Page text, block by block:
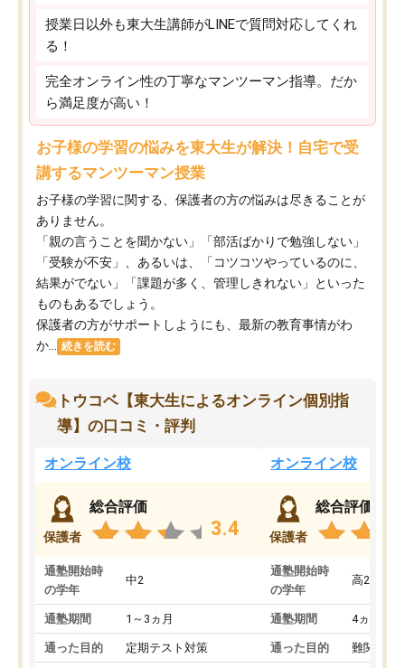
授業日以外も東大生講師がLINEで質問対応してくれ
る！
完全オンライン性の丁寧なマンツーマン指導。だか
ら満足度が高い！
お子様の学習の悩みを東大生が解決！自宅で受
講するマンツーマン授業
お子様の学習に関する、保護者の方の悩みは尽きることが
ありません。
「親の言うことを聞かない」「部活ばかりで勉強しない」
「受験が不安」、あるいは、「コツコツやっているのに、
結果がでない」「課題が多く、管理しきれない」といった
ものもあるでしょう。
保護者の方がサポートしようにも、最新の教育事情がわ
か...
続きを読む
トウコベ【東大生によるオンライン個別指
導】の口コミ・評判
オンライン校
保護者
総合評価
3.4
通塾開始時
の学年
中2
通塾期間 1～3ヵ月
通った目的 定期テスト対策
オンライン校
保護者
総合評価
通塾開始時
の学年
高2
通塾期間 4ヵ月～1
通った目的 難関私立